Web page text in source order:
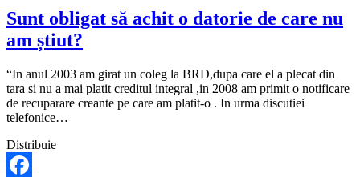
Sunt obligat să achit o datorie de care nu
am știut?
“In anul 2003 am girat un coleg la BRD,dupa care el a plecat din
tara si nu a mai platit creditul integral ,in 2008 am primit o notificare
de recuparare creante pe care am platit-o . In urma discutiei
telefonice…
Distribuie